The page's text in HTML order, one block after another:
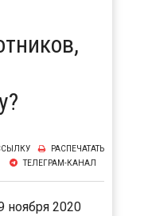
РАСПЕЧАТАТЬ
ТЕЛЕГРАМ-КАНАЛ
ноября 2020